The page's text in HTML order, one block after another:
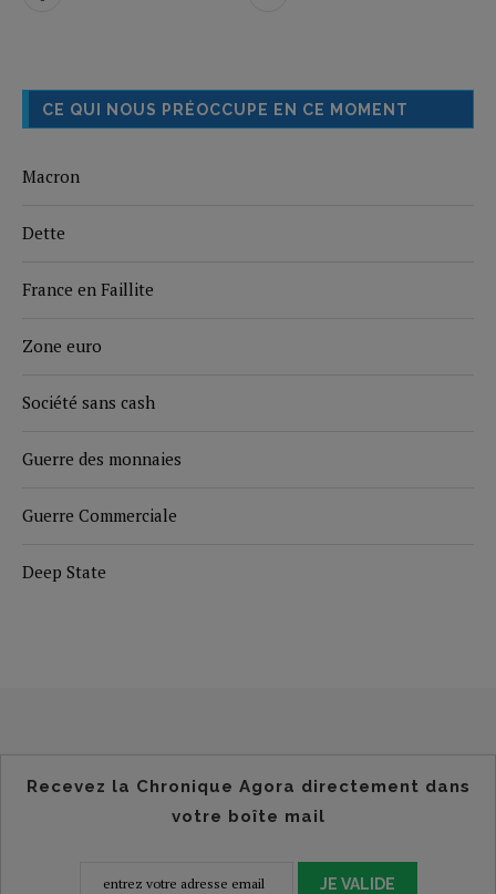
CE QUI NOUS PRÉOCCUPE EN CE MOMENT
Macron
Dette
France en Faillite
Zone euro
Société sans cash
Guerre des monnaies
Guerre Commerciale
Deep State
Recevez la Chronique Agora directement dans
votre boîte mail
JE VALIDE